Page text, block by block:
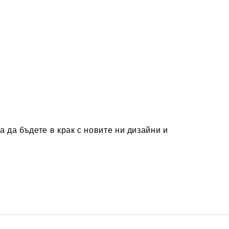
бъдете в крак с новите ни дизайни и